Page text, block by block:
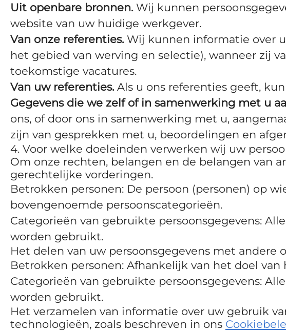
Uit openbare bronnen.Wij kunnen
website van uw huidige werkgever.
Van onze referenties.Wij kunnen informatie over u
het gebied van werving en selectie), wanneer zij
toekomstige vacatures.
Van uw referenties.Als u ons referenties geeft,
Gegevens die we zelf of in samenwerking met u
ons, of door ons in samenwerking met u,
zijn van gesprekken met u, beoordelingen en
4. Voor welke doeleinden verwerken wij uw
Om onze rechten, belangen en de belangen van
gerechtelijke vorderingen.
Betrokken personen: De persoon (personen) op
bovengenoemde persoonscategorieën.
Categorieën van gebruikte persoonsgegevens:
worden gebruikt.
Het delen van uw persoonsgegevens met andere
Betrokken personen: Afhankelijk van het doel van
Categorieën van gebruikte persoonsgegevens:
worden gebruikt.
Het verzamelen van informatie over uw gebruik
technologieën, zoals beschreven in ons